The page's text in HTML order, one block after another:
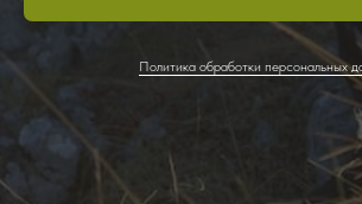
Политика обработки персональных